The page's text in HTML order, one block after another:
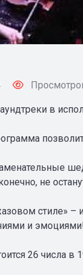
в
не
стиле» –
и
26 числа в